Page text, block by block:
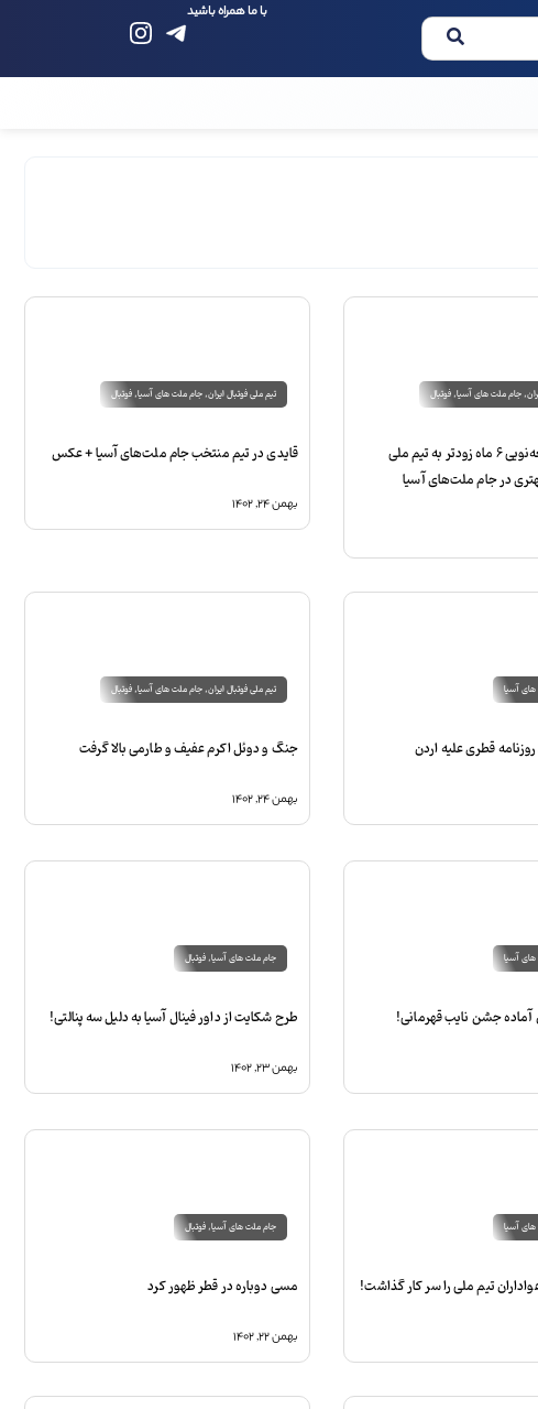
با ما همراه باشید
,جام ملت های آسیا,فوتبال
مربی پیکان: قلعه‌نویی ۶ ماه زودتر به تیم ملی
در جام ملت‌های آسیا
تیم ملی فوتبال ایران,جام ملت های آسیا,فوتبال
قایدی در تیم منتخب جام ملت‌های آسیا + عکس
بهمن ۲۴, ۱۴۰۲
آسیا
قطری علیه اردن
تیم ملی فوتبال ایران,جام ملت های آسیا,فوتبال
جنگ و دوئل اکرم عفیف و طارمی بالا گرفت
بهمن ۲۴, ۱۴۰۲
آسیا
آماده جشن نایب قهرمانی!
جام ملت های آسیا,فوتبال
طرح شکایت از داور فینال آسیا به دلیل سه پنالتی!
بهمن ۲۳, ۱۴۰۲
آسیا
تیم ملی را سر کار گذاشت!
جام ملت های آسیا,فوتبال
مسی دوباره در قطر ظهور کرد
بهمن ۲۲, ۱۴۰۲